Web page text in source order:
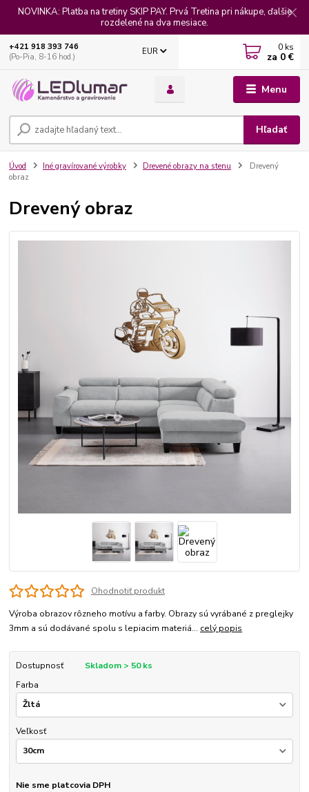
NOVINKA: Platba na tretiny SKIP PAY. Prvá Tretina pri nákupe, ďalšie
rozdelené na dva mesiace.
Menu
EUR
Hľadať
+421 918 393 746
(Po-Pia, 8-16 hod.)
0 ks
za 0 €
Úvod Iné gravírované výrobky Drevené obrazy na stenu
Drevený
obraz
Drevený obraz
Ohodnotiť produkt
Výroba obrazov rôzneho motívu a farby. Obrazy sú vyrábané z preglejky
3mm a sú dodávané spolu s lepiacim materiá... celý popis
Dostupnosť
Skladom > 50 ks
Farba
Veľkosť
Nie sme platcovia DPH